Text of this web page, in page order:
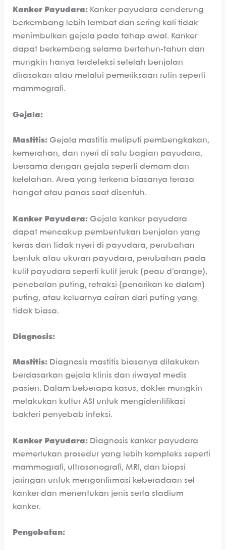
Kanker Payudara:Kanker payudara cenderung
berkembang lebih lambat dan sering kali tidak
menimbulkan gejala pada tahap awal. Kanker
dapat berkembang selama bertahun-tahun dan
mungkin hanya terdeteksi setelah benjolan
dirasakan atau melalui pemeriksaan rutin seperti
mammografi.
Gejala:
Mastitis:Gejala mastitis meliputi pembengkakan,
kemerahan, dan nyeri di satu bagian payudara,
bersama dengan gejala seperti demam dan
kelelahan. Area yang terkena biasanya terasa
hangat atau panas saat disentuh.
Kanker Payudara:Gejala kanker payudara
dapat mencakup pembentukan benjolan yang
keras dan tidak nyeri di payudara, perubahan
bentuk atau ukuran payudara, perubahan pada
kulit payudara seperti kulit jeruk (peau d’orange),
penebalan puting, retraksi (penarikan ke dalam)
puting, atau keluarnya cairan dari puting yang
tidak biasa.
Diagnosis:
Mastitis:Diagnosis mastitis biasanya dilakukan
berdasarkan gejala klinis dan riwayat medis
pasien. Dalam beberapa kasus, dokter mungkin
melakukan kultur ASI untuk mengidentifikasi
bakteri penyebab infeksi.
Kanker Payudara:Diagnosis kanker payudara
memerlukan prosedur yang lebih kompleks seperti
mammografi, ultrasonografi, MRI, dan biopsi
jaringan untuk mengonfirmasi keberadaan sel
kanker dan menentukan jenis serta stadium
kanker.
Pengobatan: